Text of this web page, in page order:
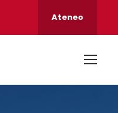
Ateneo